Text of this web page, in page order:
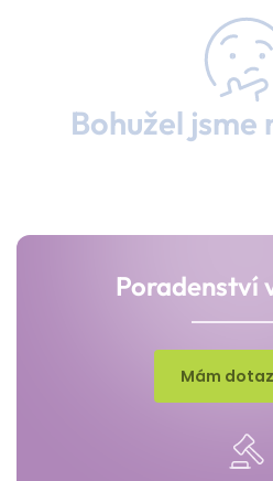
Bohužel jsme
Poradenství
Mám dotaz